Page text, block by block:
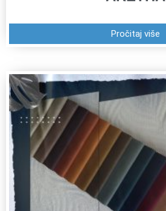
Pročitaj više